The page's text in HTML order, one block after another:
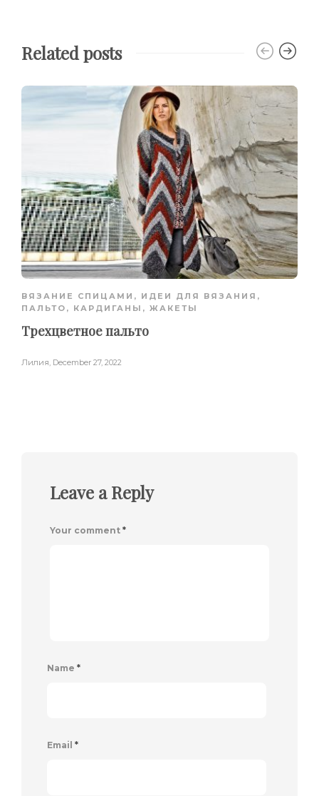
Related posts
ВЯЗАНИЕ СПИЦАМИ , ИДЕИ ДЛЯ ВЯЗАНИЯ ,
ПАЛЬТО, КАРДИГАНЫ, ЖАКЕТЫ
Трехцветное пальто
Лилия December 27, 2022
Leave a Reply
Your comment *
Name *
Email *